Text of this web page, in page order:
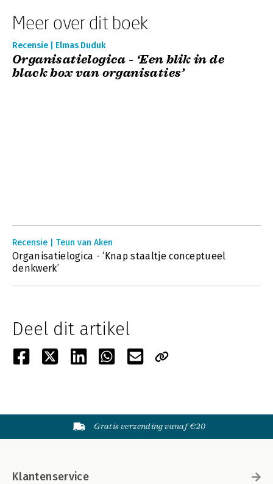
Meer over dit boek
Recensie | Elmas Duduk
Organisatielogica - ‘Een blik in de
black box van organisaties’
Recensie | Teun van Aken
Organisatielogica - ‘Knap staaltje conceptueel
denkwerk’
Deel dit artikel
Gratis verzending vanaf €20
Klantenservice